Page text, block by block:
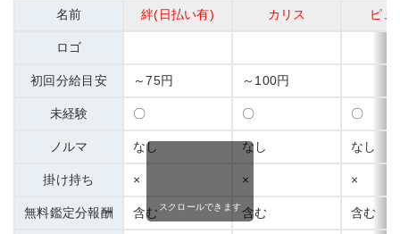
名前 絆(日払い有) カリス ピュ
ロゴ
初回分給目安 ～75円 ～100円
未経験 〇 〇 〇
ノルマ なし なし なし
掛け持ち × × ×
無料鑑定分報酬 含む 含む 含む
スクロールできます